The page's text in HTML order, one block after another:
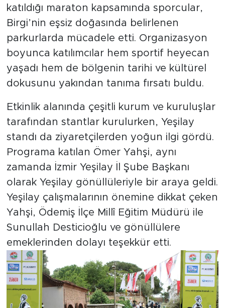
katıldığı maraton kapsamında sporcular,
Birgi’nin eşsiz doğasında belirlenen
parkurlarda mücadele etti. Organizasyon
boyunca katılımcılar hem sportif heyecan
yaşadı hem de bölgenin tarihi ve kültürel
dokusunu yakından tanıma fırsatı buldu.
Etkinlik alanında çeşitli kurum ve kuruluşlar
tarafından stantlar kurulurken, Yeşilay
standı da ziyaretçilerden yoğun ilgi gördü.
Programa katılan Ömer Yahşi, aynı
zamanda İzmir Yeşilay İl Şube Başkanı
olarak Yeşilay gönüllüleriyle bir araya geldi.
Yeşilay çalışmalarının önemine dikkat çeken
Yahşi, Ödemiş İlçe Millî Eğitim Müdürü ile
Sunullah Desticioğlu ve gönüllülere
emeklerinden dolayı teşekkür etti.